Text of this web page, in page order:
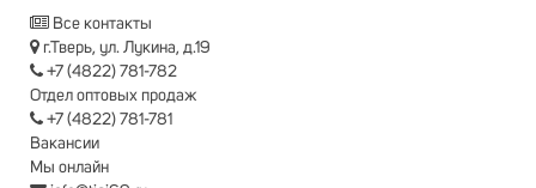
Все контакты
г.Тверь, ул. Лукина, д.19
+7 (4822) 781-782
Отдел оптовых продаж
+7 (4822) 781-781
Вакансии
Мы онлайн